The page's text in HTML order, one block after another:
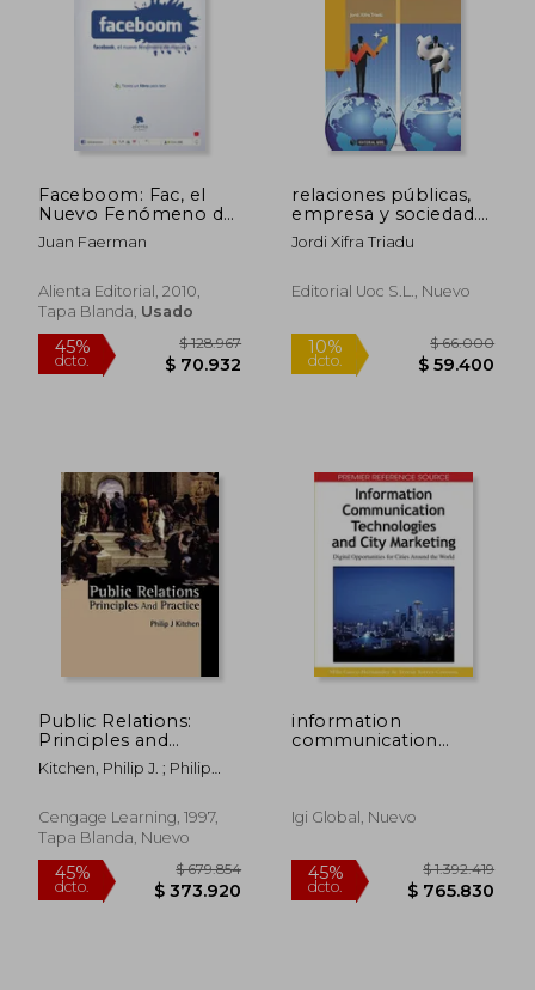
45%
dcto.
$ 1.286.598
$ 707.629
45%
dcto. $
Faceboom: Fac, el
Nuevo Fenómeno de
Masas
Juan Faerman
Alienta Editorial, 2010,
Tapa Blanda, Usado
relaciones públicas,
empresa y sociedad.
una aproximación
ética
Jordi Xifra Triadu
Editorial Uoc S.l., Nuevo
Public Relations:
Principles and
Practice (en Inglés)
Kitchen, Philip J. ; Philip
Cengage Learning, 1997,
Tapa Blanda, Nuevo
information
communication
cities around the
Igi Global, Nuevo